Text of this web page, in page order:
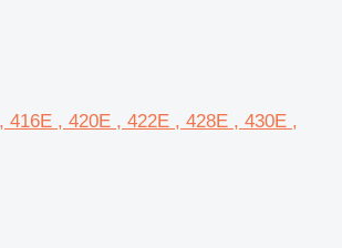
, 420E , 422E , 428E , 430E ,